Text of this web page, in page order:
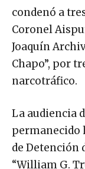
condenó a
Coronel
Joaquín
Chapo”, por
narcotráfico.
La audiencia
permanecido
de Detención
“William G.